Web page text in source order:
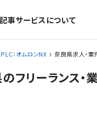
事サービスについて
PLC：オムロンNX 奈良県求人・案
フリーランス・